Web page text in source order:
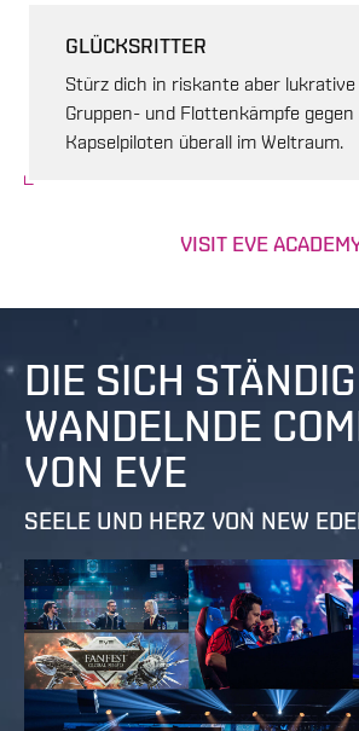
GLÜCKSRITTER
Stürz dich in riskante aber lukrative
Gruppen- und Flottenkämpfe gegen
Kapselpiloten überall im Weltraum.
VISIT EVE
DIE SICH STÄNDIG
WANDELNDE
VON EVE
SEELE UND HERZ VON NEW